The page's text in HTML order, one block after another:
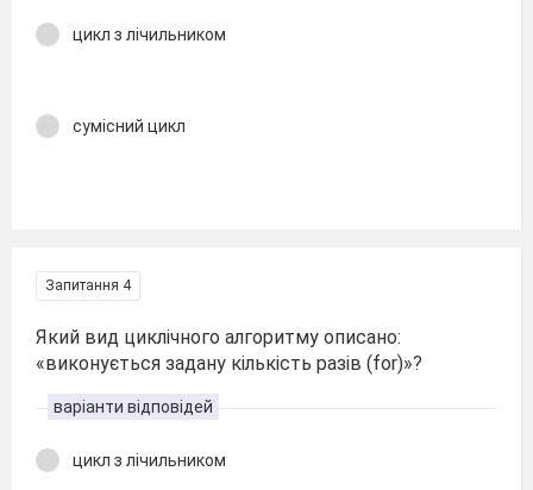
цикл з лічильником
сумісний цикл
Запитання 4
Який вид циклічного алгоритму описано:
«виконується задану кількість разів (for)»?
варіанти відповідей
цикл з лічильником